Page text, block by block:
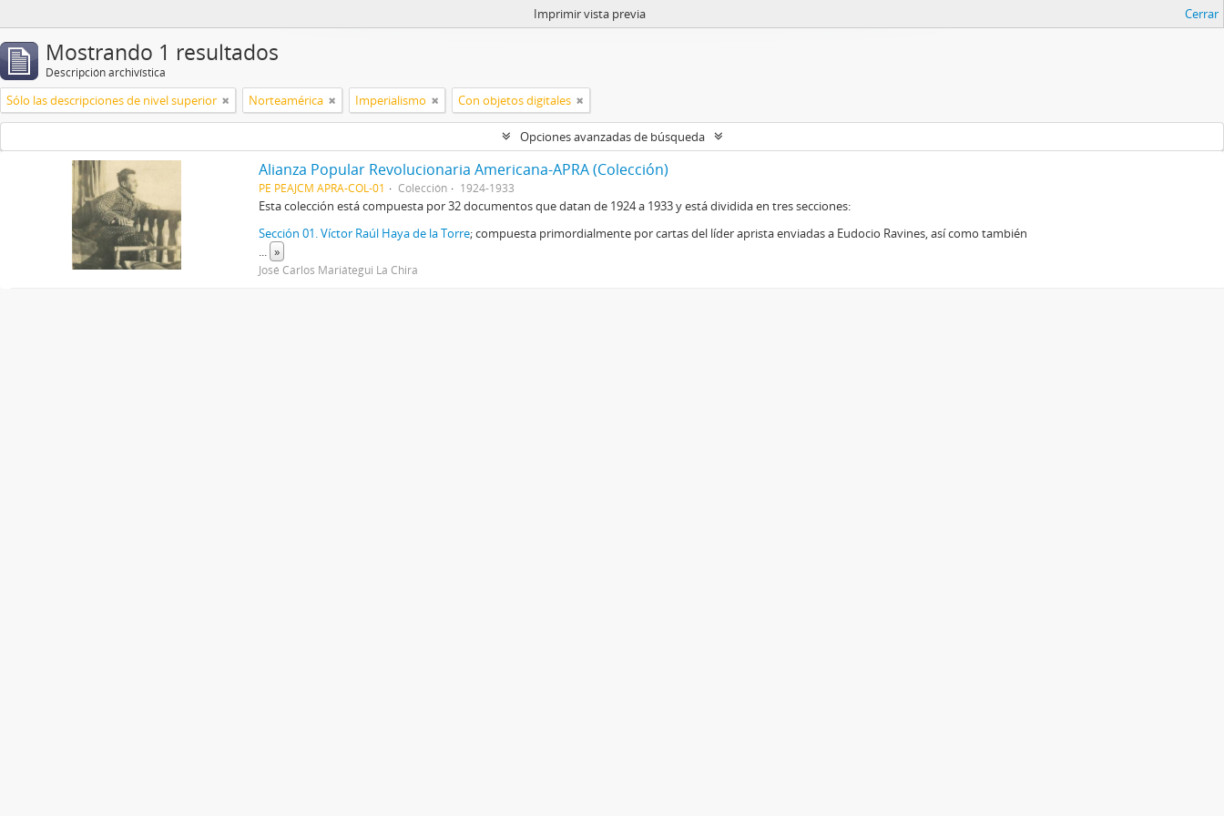
Imprimir vista previa Cerrar
Mostrando 1 resultados
Descripción archivística
Sólo las descripciones de nivel superior Norteamérica Imperialismo Con objetos digitales
Opciones avanzadas de búsqueda
Alianza Popular Revolucionaria Americana-APRA (Colección)
PE PEAJCM APRA-COL-01 Colección 1924-1933
Esta colección está compuesta por 32 documentos que datan de 1924 a 1933 y está dividida en tres secciones:
Sección 01. Víctor Raúl Haya de la Torre; compuesta primordialmente por cartas del líder aprista enviadas a Eudocio Ravines, así como también
... »
José Carlos Mariátegui La Chira